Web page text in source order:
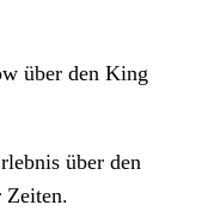
über den King
über den
Zeiten.